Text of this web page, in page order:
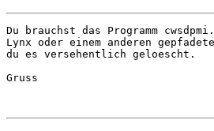
Du brauchst das Programm
Lynx oder einem anderen
du es versehentlich geloescht.
Gruss